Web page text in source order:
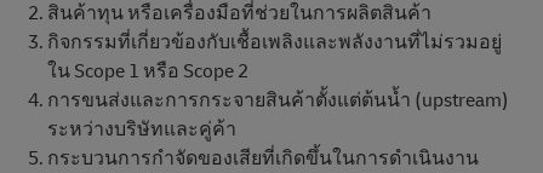
สินค้าทุน หรือเครื่องมือที่ช่วยในการผลิตสินค้า
กิจกรรมที่เกี่ยวข้องกับเชื้อเพลิงและพลังงานที่ไม่รวมอยู่
ใน Scope 1 หรือ Scope 2
การขนส่งและการกระจายสินค้าตั้งแต่ต้นน้ำ (upstream)
ระหว่างบริษัทและคู่ค้า
กระบวนการกำจัดของเสียที่เกิดขึ้นในการดําเนินงาน